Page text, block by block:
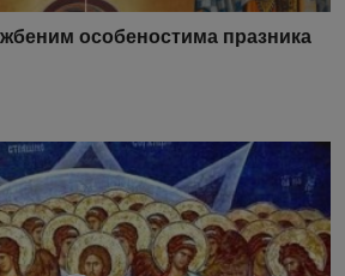
особеностима празника